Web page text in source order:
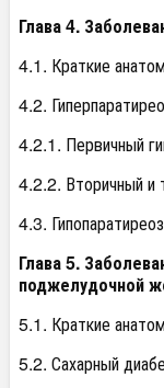
Глава 4.
4.1. Краткие
4.2.
4.2.1. Первичный
4.2.2. Вторичный и
4.3. Гипопаратиреоз
Глава 5.
поджелудочной
5.1. Краткие
5.2. Сахарный